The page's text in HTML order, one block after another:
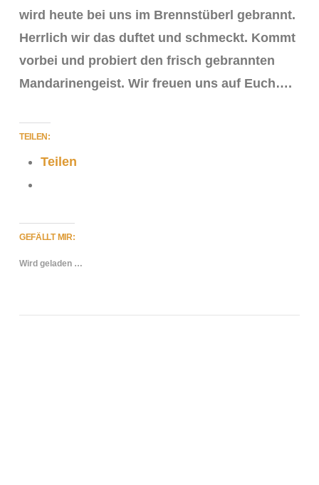
wird heute bei uns im Brennstüberl gebrannt.
Herrlich wir das duftet und schmeckt. Kommt
vorbei und probiert den frisch gebrannten
Mandarinengeist. Wir freuen uns auf Euch….
TEILEN:
Teilen
GEFÄLLT MIR:
Wird geladen …